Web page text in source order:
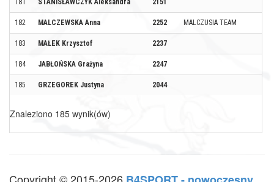
181 STANISŁAWCZYK Aleksandra 2151
182 MALCZEWSKA Anna 2252 MALCZUSIA TEAM
183 MAŁEK Krzysztof 2237
184 JABŁOŃSKA Grażyna 2247
185 GRZEGOREK Justyna 2044
Znaleziono 185 wynik(ów)